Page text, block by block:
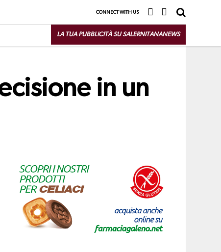
CONNECT WITH US
LA TUA PUBBLICITÀ SU SALERNITANANEWS
in un